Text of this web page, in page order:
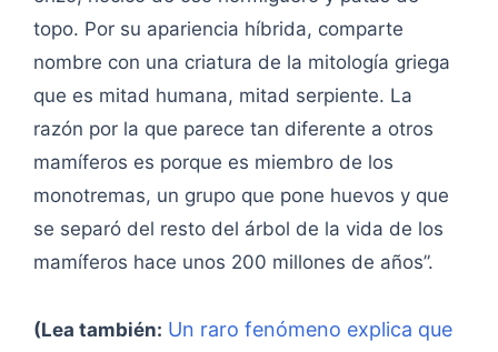
topo. Por su apariencia híbrida, comparte
nombre con una criatura de la mitología griega
que es mitad humana, mitad serpiente. La
razón por la que parece tan diferente a otros
mamíferos es porque es miembro de los
monotremas, un grupo que pone huevos y que
se separó del resto del árbol de la vida de los
mamíferos hace unos 200 millones de años”.
(Lea también: Un raro fenómeno explica que